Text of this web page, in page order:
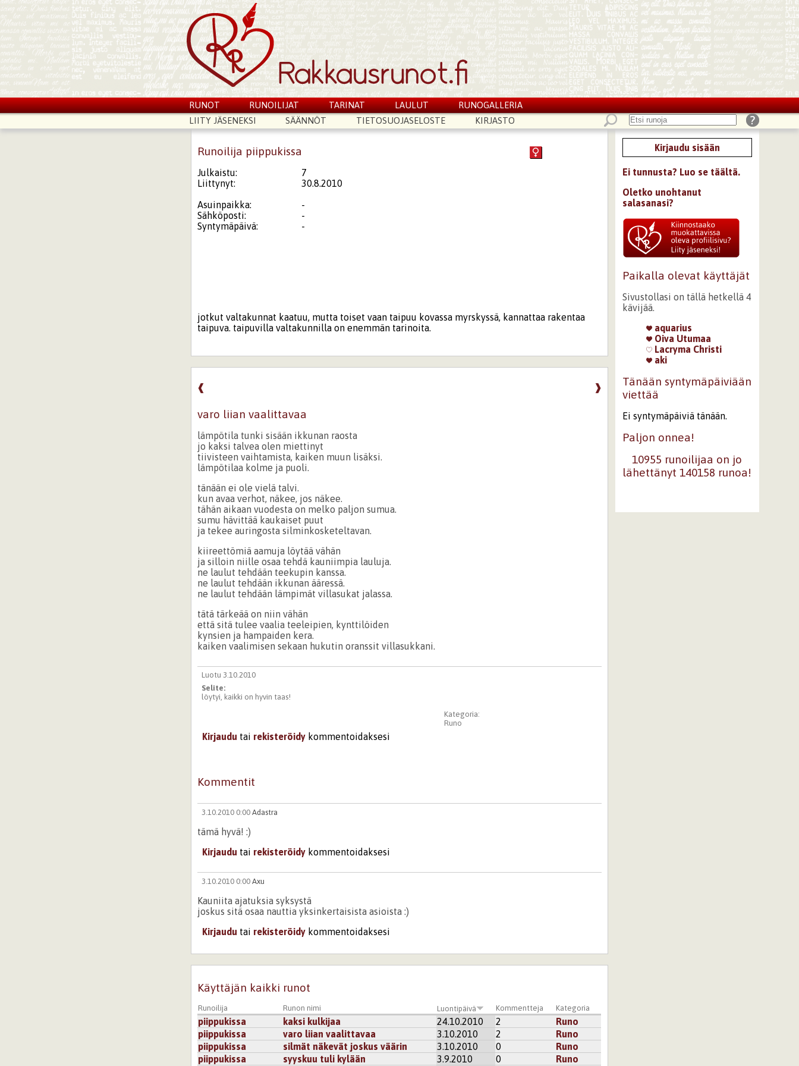
RUNOT RUNOILIJAT TARINAT LAULUT
RUNOGALLERIA
LIITY JÄSENEKSI
SÄÄNNÖT TIETOSUOJASELOSTE KIRJASTO
Runoilija piippukissa
Julkaistu:
7
Liittynyt:
30.8.2010
Asuinpaikka:
-
Sähköposti:
-
Syntymäpäivä:
-
jotkut valtakunnat kaatuu, mutta toiset vaan taipuu kovassa myrskyssä, kannattaa rakentaa
taipuva. taipuvilla valtakunnilla on enemmän tarinoita.
❱
❰
varo liian vaalittavaa
lämpötila tunki sisään ikkunan raosta
jo kaksi talvea olen miettinyt
tiivisteen vaihtamista, kaiken muun lisäksi.
lämpötilaa kolme ja puoli.
tänään ei ole vielä talvi.
kun avaa verhot, näkee, jos näkee.
tähän aikaan vuodesta on melko paljon sumua.
sumu hävittää kaukaiset puut
ja tekee auringosta silminkosketeltavan.
kiireettömiä aamuja löytää vähän
ja silloin niille osaa tehdä kauniimpia lauluja.
ne laulut tehdään teekupin kanssa.
ne laulut tehdään ikkunan ääressä.
ne laulut tehdään lämpimät villasukat jalassa.
tätä tärkeää on niin vähän
että sitä tulee vaalia teeleipien, kynttilöiden
kynsien ja hampaiden kera.
kaiken vaalimisen sekaan hukutin oranssit villasukkani.
Luotu 3.10.2010
Selite:
löytyi, kaikki on hyvin taas!
Kategoria:
Runo
Kirjaudu tai rekisteröidy kommentoidaksesi
Kommentit
3.10.2010 0:00 Adastra
tämä hyvä! :)
Kirjaudu tai rekisteröidy kommentoidaksesi
3.10.2010 0:00 Axu
Kauniita ajatuksia syksystä
joskus sitä osaa nauttia yksinkertaisista asioista :)
Kirjaudu tai rekisteröidy kommentoidaksesi
Käyttäjän kaikki runot
Runoilija Runon nimi Luontipäivä Kommentteja Kategoria
piippukissa kaksi kulkijaa 24.10.2010 2
Runo
piippukissa
varo liian vaalittavaa 3.10.2010 2
Runo
piippukissa
silmät näkevät joskus väärin 3.10.2010 0
Runo
piippukissa
syyskuu tuli kylään 3.9.2010 0 Runo
Kirjaudu sisään
Ei tunnusta? Luo se täältä.
Oletko unohtanut
salasanasi?
Paikalla olevat käyttäjät
Sivustollasi on tällä hetkellä 4
kävijää.
aquarius
Oiva Utumaa
Lacryma Christi
aki
Tänään syntymäpäiviään
viettää
Ei syntymäpäiviä tänään.
Paljon onnea!
10955 runoilijaa on jo
lähettänyt 140158 runoa!